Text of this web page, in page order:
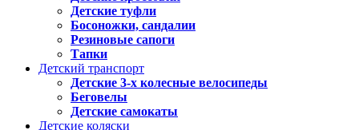
Детские туфли
Босоножки, сандалии
Резиновые сапоги
Тапки
Детский транспорт
Детские 3-х колесные велосипеды
Беговелы
Детские самокаты
Детские коляски